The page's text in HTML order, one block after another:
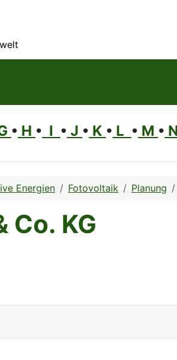
• H • I • J • K • L • M •
Energien Fotovoltaik Planung
Co. KG